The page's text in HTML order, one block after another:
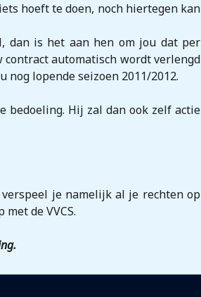
hoeft te doen, noch hiertegen kan
dan is het aan hen om jou dat per
automatisch wordt verlengd
lopende seizoen 2011/2012.
bedoeling. Hij zal dan ook zelf actie
je namelijk al je rechten op
de VVCS.